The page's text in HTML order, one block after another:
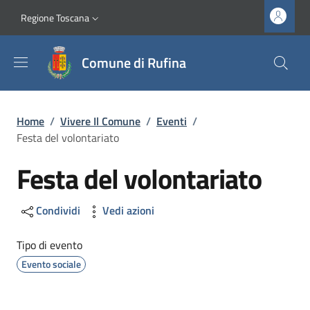
Slim top
Regione Toscana
Comune di Rufina
Briciole di pane
Home / Vivere Il Comune / Eventi /
Festa del volontariato
Festa del volontariato
Condividi Vedi azioni
Tipo di evento
Evento sociale